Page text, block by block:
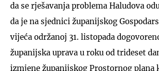
da se rješavanja problema Haludova
da je na sjednici županijskog
vijeća održanoj 31. listopada
županijska uprava u roku od trideset
izmjene županijskog Prostornog plana